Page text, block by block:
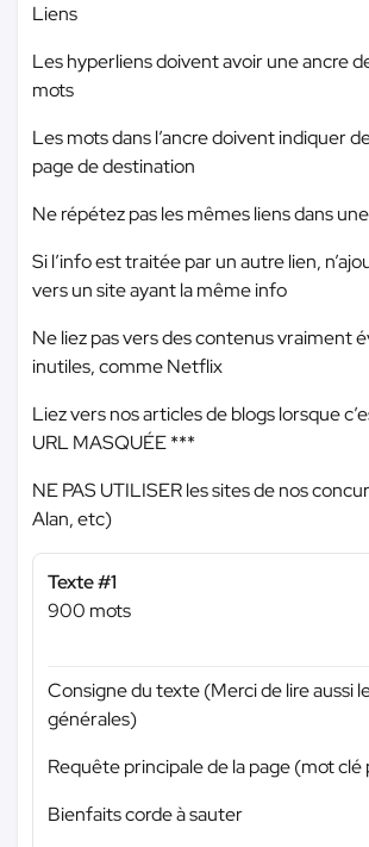
Liens
Les hyperliens doivent avoir une ancre
mots
Les mots dans l’ancre doivent indiquer
page de destination
Ne répétez pas les mêmes liens dans
Si l’info est traitée par un autre lien,
vers un site ayant la même info
Ne liez pas vers des contenus vraiment
inutiles, comme Netflix
Liez vers nos articles de blogs lorsque
URL MASQUÉE ***
NE PAS UTILISER les sites de nos
Alan, etc)
Texte #1
900 mots
Consigne du texte (Merci de lire aussi
générales)
Requête principale de la page (mot clé
Bienfaits corde à sauter